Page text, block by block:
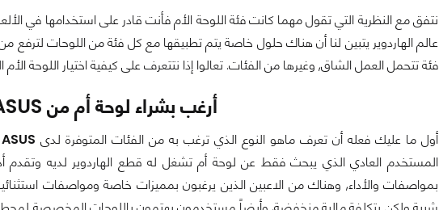
نتفق مع النظرية التي تقول مهما كانت فئة اللوحة الأم فأنت قادر على استخدامها في
عالم الهاردوير يتبين لنا أن هناك حلول خاصة يتم تطبيقها مع كل فئة من اللوحات
فئة تتحمل العمل الشاق, وغيرها من الفئات. تعالوا إذا نتتعرف على كيفية اختيار اللوحة
أرغب بشراء لوحة أم من ASUS..كيف أختارها؟
أول ما عليك فعله أن تعرف ماهو النوع الذي ترغب به من الفئات المتوفرة لدى ASUS
المستخدم العادي الذي يبحث فقط عن لوحة أم تشغل له قطع الهاردوير لديه وتقدم
بمواصفات والأداء, وهناك من الاعبين الذين يرغبون بمميزات خاصة ومواصفات